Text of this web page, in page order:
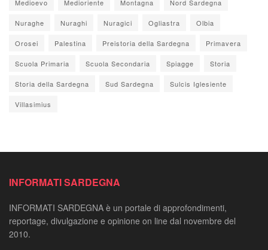
Medioevo Medioriente Montagna Nord Sardegna
Nuraghe Nuraghi Nuragici Ogliastra Olbia
Orosei Palestina Preistoria della Sardegna Primavera
Scuola Primaria Scuola Secondaria Spiagge Storia
Storia della Sardegna Sud Sardegna Sulcis Iglesiente
Villasimius
INFORMATI SARDEGNA
INFORMATI SARDEGNA è un portale di approfondimenti,
reportage, divulgazione e opinione on line dal novembre del
2010.